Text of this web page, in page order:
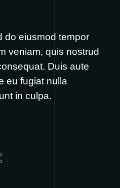
do eiusmod tempor
veniam, quis nostrud
Duis aute
eu fugiat nulla
in culpa.